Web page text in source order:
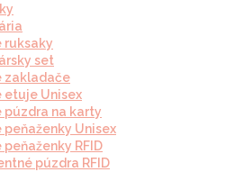
ruksaky
set
zakladače
etuje Unisex
púzdra na karty
peňaženky Unisex
peňaženky RFID
púzdra RFID